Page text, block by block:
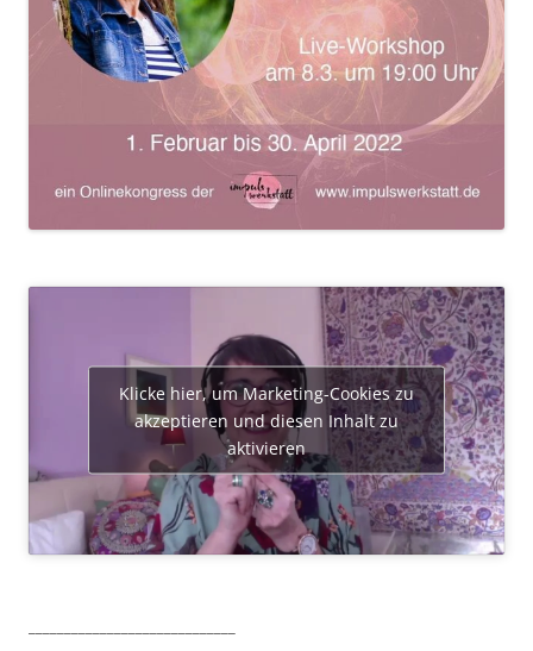
Klicke hier, um Marketing-Cookies zu
akzeptieren und diesen Inhalt zu
aktivieren